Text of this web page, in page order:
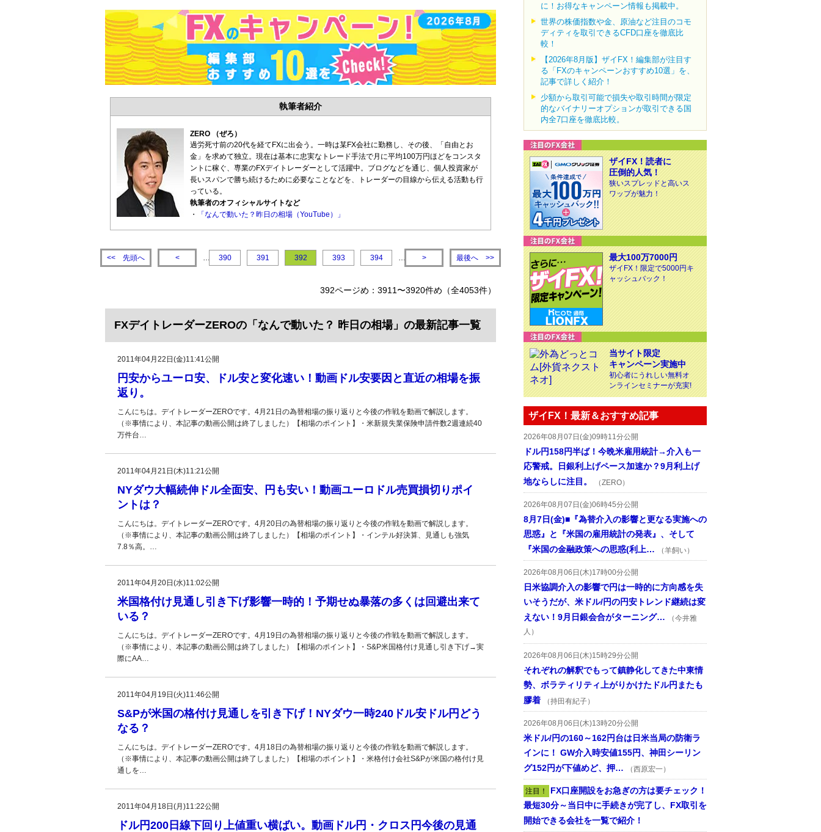
執筆者紹介
ZERO （ぜろ）
過労死寸前の20代を経てFXに出会う。一時は某FX会社に勤務し、その後、「自由とお
金」を求めて独立。現在は基本に忠実なトレード手法で月に平均100万円ほどをコンスタ
ントに稼ぐ、専業のFXデイトレーダーとして活躍中。ブログなどを通じ、個人投資家が
長いスパンで勝ち続けるために必要なことなどを、トレーダーの目線から伝える活動も行
っている。
執筆者のオフィシャルサイトなど
・
「なんで動いた？昨日の相場（YouTube）」
<< 先頭へ < … 390 391 392 393 394 … > 最後へ >>
392ページめ：3911〜3920件め（全4053件）
FXデイトレーダーZEROの「なんで動いた？ 昨日の相場」の最新記事一覧
2011年04月22日(金)11:41公開
円安からユーロ安、ドル安と変化速い！動画ドル安要因と直近の相場を振
返り。
こんにちは。デイトレーダーZEROです。4月21日の為替相場の振り返りと今後の作戦を動画で解説します。
（※事情により、本記事の動画公開は終了しました）【相場のポイント】・米新規失業保険申請件数2週連続40
万件台…
2011年04月21日(木)11:21公開
NYダウ大幅続伸ドル全面安、円も安い！動画ユーロドル売買損切りポイ
ントは？
こんにちは。デイトレーダーZEROです。4月20日の為替相場の振り返りと今後の作戦を動画で解説します。
（※事情により、本記事の動画公開は終了しました）【相場のポイント】・インテル好決算、見通しも強気
7.8％高。…
2011年04月20日(水)11:02公開
米国格付け見通し引き下げ影響一時的！予期せぬ暴落の多くは回避出来て
いる？
こんにちは。デイトレーダーZEROです。4月19日の為替相場の振り返りと今後の作戦を動画で解説します。
（※事情により、本記事の動画公開は終了しました）【相場のポイント】・S&P米国格付け見通し引き下げ→実
際にAA…
2011年04月19日(火)11:46公開
S&Pが米国の格付け見通しを引き下げ！NYダウ一時240ドル安ドル円どう
なる？
こんにちは。デイトレーダーZEROです。4月18日の為替相場の振り返りと今後の作戦を動画で解説します。
（※事情により、本記事の動画公開は終了しました）【相場のポイント】・米格付け会社S&Pが米国の格付け見
通しを…
2011年04月18日(月)11:22公開
ドル円200日線下回り上値重い横ばい。動画ドル円・クロス円今後の見通
に！お得なキャンペーン情報も掲載中。
世界の株価指数や金、原油など注目のコモ
ディティを取引できるCFD口座を徹底比
較！
【2026年8月版】ザイFX！編集部が注目す
る「FXのキャンペーンおすすめ10選」を、
記事で詳しく紹介！
少額から取引可能で損失や取引時間が限定
的なバイナリーオプションが取引できる国
内全7口座を徹底比較。
ザイFX！読者に
圧倒的人気！
狭いスプレッドと高いス
ワップが魅力！
最大100万7000円
ザイFX！限定で5000円キ
ャッシュバック！
当サイト限定
キャンペーン実施中
初心者にうれしい無料オ
ンラインセミナーが充実!
ザイFX！最新＆おすすめ記事
2026年08月07日(金)09時11分公開
ドル円158円半ば！今晩米雇用統計→介入も一
応警戒。日銀利上げペース加速か？9月利上げ
地ならしに注目。
（ZERO）
2026年08月07日(金)06時45分公開
8月7日(金)■『為替介入の影響と更なる実施への
思惑』と『米国の雇用統計の発表』、そして
『米国の金融政策への思惑(利上…
（羊飼い）
2026年08月06日(木)17時00分公開
日米協調介入の影響で円は一時的に方向感を失
いそうだが、米ドル/円の円安トレンド継続は変
えない！9月日銀会合がターニング…
（今井雅
人）
2026年08月06日(木)15時29分公開
それぞれの解釈でもって鎮静化してきた中東情
勢、ボラティリティ上がりかけたドル円またも
膠着
（持田有紀子）
2026年08月06日(木)13時20分公開
米ドル/円の160～162円台は日米当局の防衛ラ
インに！ GW介入時安値155円、神田シーリン
グ152円が下値めど、押…
（西原宏一）
注目！ FX口座開設をお急ぎの方は要チェック！
最短30分～当日中に手続きが完了し、FX取引を
開始できる会社を一覧で紹介！